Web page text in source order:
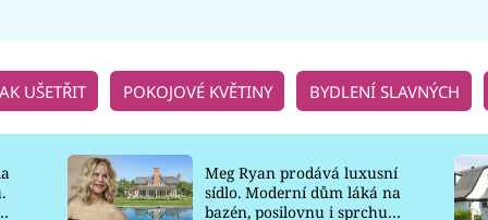
UŠETŘIT POKOJOVÉ KVĚTINY BYDLENÍ SLAVNÝCH
Meg Ryan prodává luxusní
sídlo. Moderní dům láká na
bazén, posilovnu i sprchu